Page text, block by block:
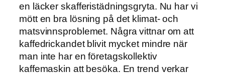
en läcker skafferistädningsgryta. Nu har vi
mött en bra lösning på det klimat- och
matsvinnsproblemet. Några vittnar om att
kaffedrickandet blivit mycket mindre när
man inte har en företagskollektiv
kaffemaskin att besöka. En trend verkar